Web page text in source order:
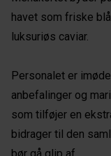
havet som friske
luksuriøs caviar.
Personalet er
anbefalinger og
som tilføjer en
bidrager til den
bør gå glip af.